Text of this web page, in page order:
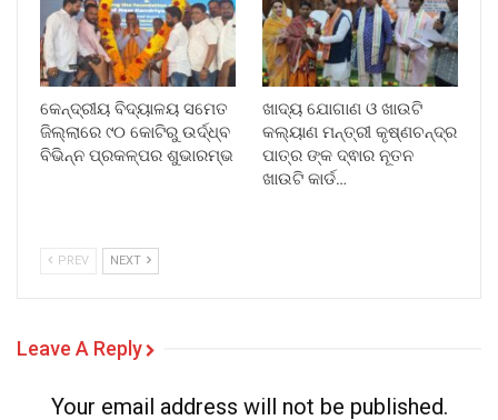
କେନ୍ଦ୍ରୀୟ ବିଦ୍ୟାଳୟ ସମେତ
ଜିଲ୍ଲାରେ ୯୦ କୋଟିରୁ ଉର୍ଦ୍ଧ୍ବ
ବିଭିନ୍ନ ପ୍ରକଳ୍ପର ଶୁଭାରମ୍ଭ
ଖାଦ୍ୟ ଯୋଗାଣ ଓ ଖାଉଟି
କଲ୍ୟାଣ ମନ୍ତ୍ରୀ କୃଷ୍ଣଚନ୍ଦ୍ର
ପାତ୍ର ଙ୍କ ଦ୍ଵାର ନୂତନ
ଖାଉଟି କାର୍ଡ…
PREV NEXT
Leave A Reply
Your email address will not be published.